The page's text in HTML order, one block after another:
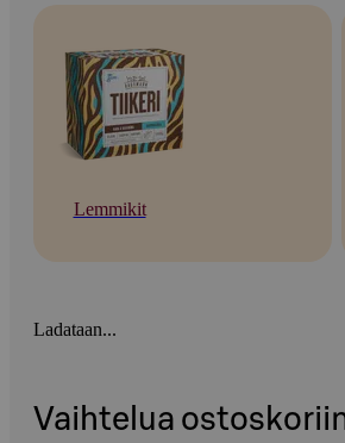
Lemmikit
Ladataan...
Vaihtelua